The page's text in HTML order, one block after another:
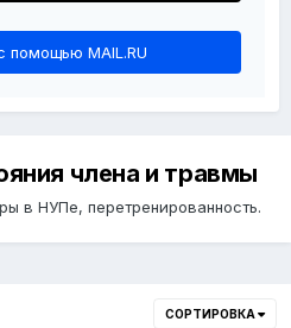
помощью MAIL.RU
члена и травмы
в НУПе, перетренированность.
СОРТИРОВКА